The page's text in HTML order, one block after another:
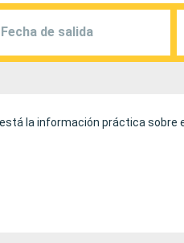
Fecha de salida
la información práctica sobre